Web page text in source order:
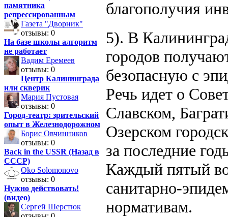
памятника
репрессированным
Газета "Дворник"
отзывы: 0
На базе школы алгоритм
не работает
Вадим Еремеев
отзывы: 0
Центр Калининграда
или скверик
Мария Пустовая
отзывы: 0
Город-театр: зрительский
опыт в Железнодорожном
Борис Овчинников
отзывы: 0
Back in the USSR (Назад в
СССР)
Oko Solomonovo
отзывы: 0
Нужно действовать!
(видео)
Сергей Шерстюк
благополучия
5). В
городов
безопасную с
Речь идет о
Славском,
Озерском
за последние
Каждый пятый
санитарно-
нормативам.